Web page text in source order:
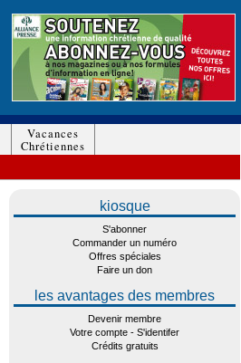
Vacances
Chrétiennes
kiosque
S'abonner
Commander un numéro
Offres spéciales
Faire un don
les avantages des membres
Devenir membre
Votre compte - S'identifer
Crédits gratuits